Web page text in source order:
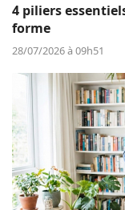
4 piliers
forme
28/07/2026 à 09h51